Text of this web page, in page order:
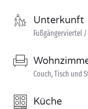
Unterkunft
Fußgängerviertel
Couch, Tisch und
Küche